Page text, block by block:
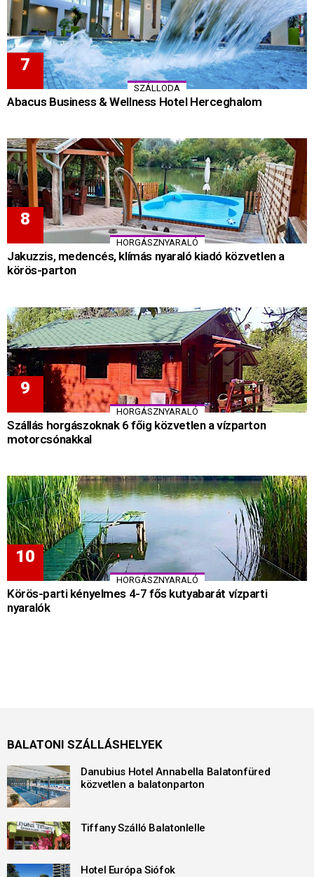
SZÁLLODA
Abacus Business & Wellness Hotel Herceghalom
HORGÁSZNYARALÓ
Jakuzzis, medencés, klímás nyaraló kiadó közvetlen a
körös-parton
HORGÁSZNYARALÓ
Szállás horgászoknak 6 főig közvetlen a vízparton
motorcsónakkal
HORGÁSZNYARALÓ
Körös-parti kényelmes 4-7 fős kutyabarát vízparti
nyaralók
BALATONI SZÁLLÁSHELYEK
Danubius Hotel Annabella Balatonfüred
közvetlen a balatonparton
Tiffany Szálló Balatonlelle
Hotel Európa Siófok